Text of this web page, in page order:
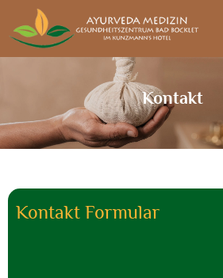
Kontakt
Kontakt Formular